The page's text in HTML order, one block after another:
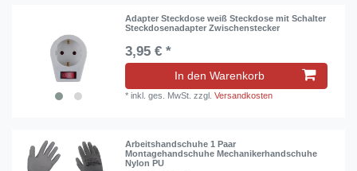
Adapter Steckdose weiß Steckdose mit Schalter
Steckdosenadapter Zwischenstecker
3,95 € *
In den Warenkorb
*inkl. ges. MwSt. zzgl.Versandkosten
Arbeitshandschuhe 1 Paar
Montagehandschuhe Mechanikerhandschuhe
Nylon PU